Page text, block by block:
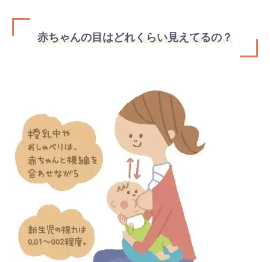
赤ちゃんの目はどれくらい見えてるの？